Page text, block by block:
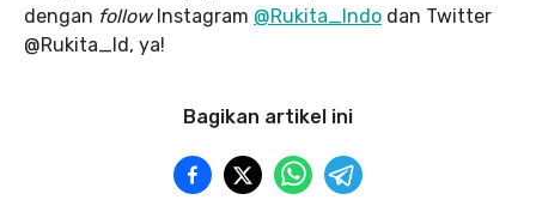
dengan follow Instagram @Rukita_Indo dan Twitter
@Rukita_Id, ya!
Bagikan artikel ini